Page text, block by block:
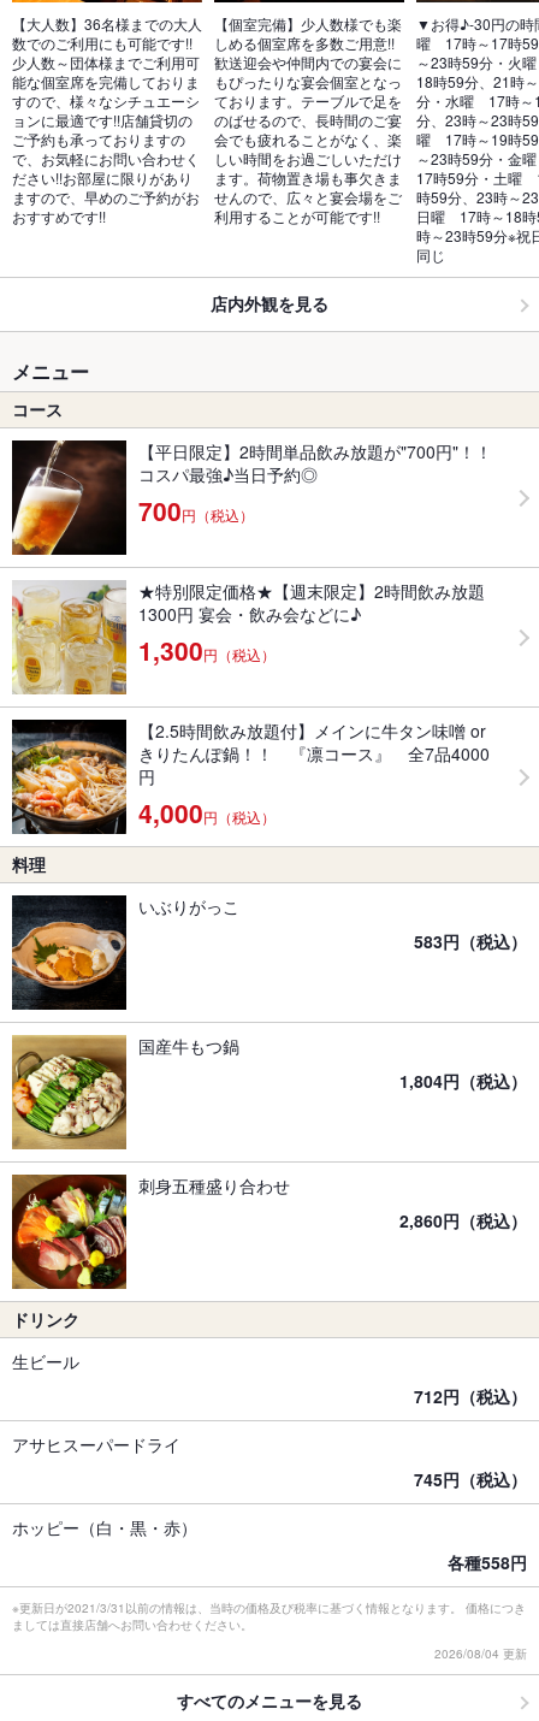
【大人数】36名様までの大人
数でのご利用にも可能です!!
少人数～団体様までご利用可
能な個室席を完備しておりま
すので、様々なシチュエーシ
ョンに最適です!!店舗貸切の
ご予約も承っておりますの
で、お気軽にお問い合わせく
ださい!!お部屋に限りがあり
ますので、早めのご予約がお
おすすめです!!
【個室完備】少人数様でも楽
しめる個室席を多数ご用意!!
歓送迎会や仲間内での宴会に
もぴったりな宴会個室となっ
ております。テーブルで足を
のばせるので、長時間のご宴
会でも疲れることがなく、楽
しい時間をお過ごしいただけ
ます。荷物置き場も事欠きま
せんので、広々と宴会場をご
利用することが可能です!!
▼お得♪‐30円の時
曜　17時～17時
～23時59分・火
18時59分、21時
分・水曜　17時
分、23時～23時
曜　17時～19時
～23時59分・金
17時59分・土曜
時59分、23時～
日曜　17時～18
時～23時59分※祝
同じ
店内外観を見る
メニュー
コース
【平日限定】2時間単品飲み放題が"700円"！！
コスパ最強♪当日予約◎
700円（税込）
★特別限定価格★【週末限定】2時間飲み放題
1300円 宴会・飲み会などに♪
1,300円（税込）
【2.5時間飲み放題付】メインに牛タン味噌 or
きりたんぽ鍋！！ 『凛コース』 全7品4000
円
4,000円（税込）
料理
いぶりがっこ
583円（税込）
国産牛もつ鍋
1,804円（税込）
刺身五種盛り合わせ
2,860円（税込）
ドリンク
生ビール
712円（税込）
アサヒスーパードライ
745円（税込）
ホッピー（白・黒・赤）
各種558円
※更新日が2021/3/31以前の情報は、当時の価格及び税率に基づく情報となります。 価格につき
ましては直接店舗へお問い合わせください。
2026/08/04 更新
すべてのメニューを見る